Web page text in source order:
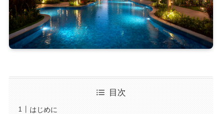
目次
はじめに